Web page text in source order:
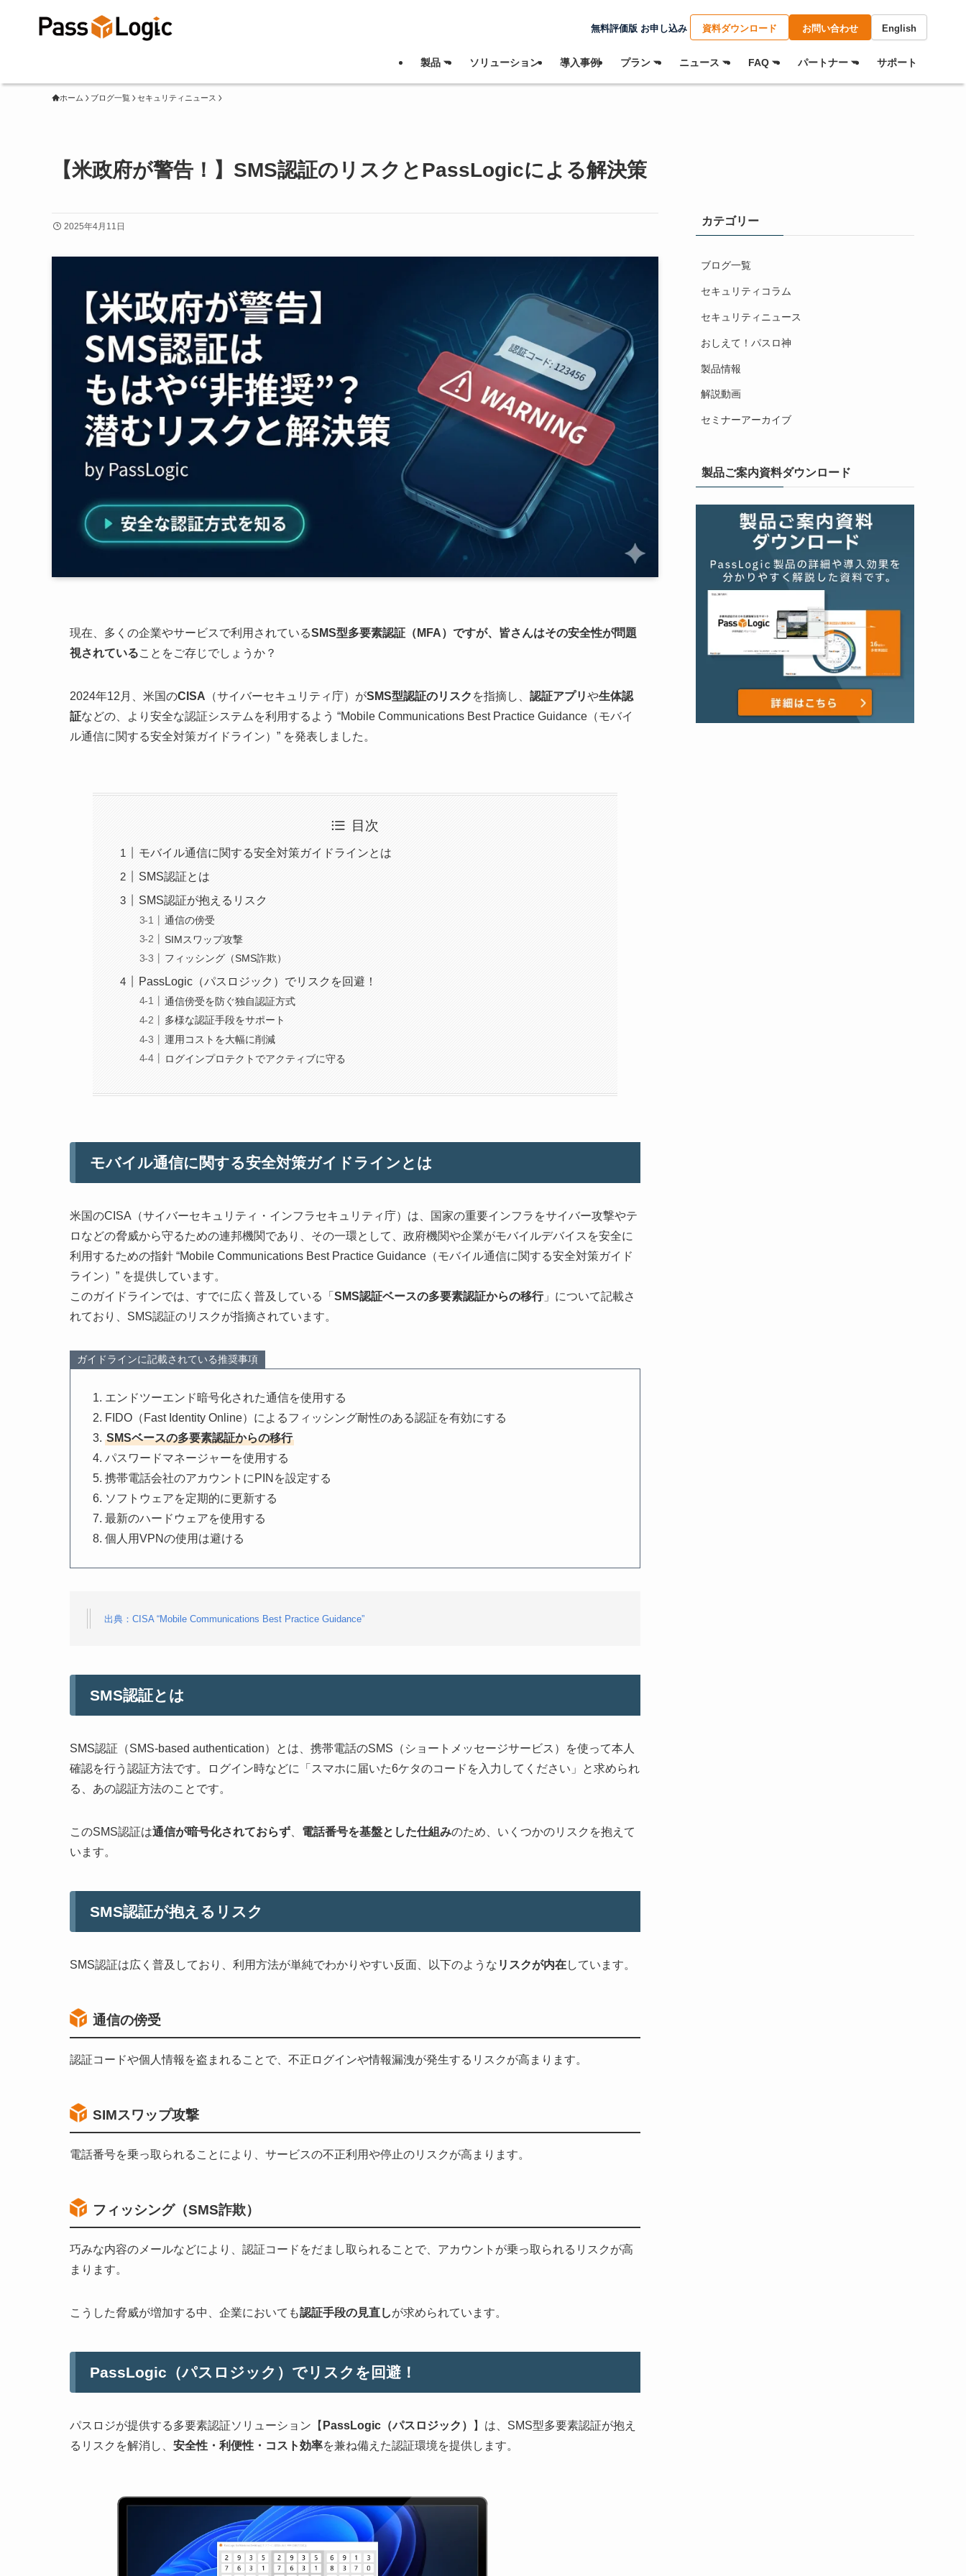
無料評価版 お申し込み 資料ダウンロード お問い合わせ English
製品 ⏷ ソリューション 導入事例 プラン ⏷ ニュース ⏷ FAQ ⏷ パートナー ⏷ サポート
ホーム ブログ一覧 セキュリティニュース
【米政府が警告！】SMS認証のリスクとPassLogicによる解決策
2025年4月11日
現在、多くの企業やサービスで利用されているSMS型多要素認証（MFA）ですが、皆さんはその安全性が問題
視されていることをご存じでしょうか？
2024年12月、米国のCISA （サイバーセキュリティ庁）がSMS型認証のリスク を指摘し、 認証アプリや生体認
証などの、より安全な認証システムを利用するよう “Mobile Communications Best Practice Guidance（モバイ
ル通信に関する安全対策ガイドライン）” を発表しました。
目次
モバイル通信に関する安全対策ガイドラインとは
SMS認証とは
SMS認証が抱えるリスク
通信の傍受
SIMスワップ攻撃
フィッシング（SMS詐欺）
PassLogic（パスロジック）でリスクを回避！
通信傍受を防ぐ独自認証方式
多様な認証手段をサポート
運用コストを大幅に削減
ログインプロテクトでアクティブに守る
モバイル通信に関する安全対策ガイドラインとは
米国のCISA（サイバーセキュリティ・インフラセキュリティ庁）は、国家の重要インフラをサイバー攻撃やテ
ロなどの脅威から守るための連邦機関であり、その一環として、政府機関や企業がモバイルデバイスを安全に
利用するための指針 “Mobile Communications Best Practice Guidance（モバイル通信に関する安全対策ガイド
ライン）” を提供しています。
このガイドラインでは、すでに広く普及している「 SMS認証ベースの多要素認証からの移行」について記載さ
れており、SMS認証のリスクが指摘されています。
ガイドラインに記載されている推奨事項
エンドツーエンド暗号化された通信を使用する
FIDO（Fast Identity Online）によるフィッシング耐性のある認証を有効にする
SMSベースの多要素認証からの移行
パスワードマネージャーを使用する
携帯電話会社のアカウントにPINを設定する
ソフトウェアを定期的に更新する
最新のハードウェアを使用する
個人用VPNの使用は避ける
出典：CISA “Mobile Communications Best Practice Guidance”
SMS認証とは
SMS認証（SMS-based authentication）とは、携帯電話のSMS（ショートメッセージサービス）を使って本人
確認を行う認証方法です。ログイン時などに「スマホに届いた6ケタのコードを入力してください」と求められ
る、あの認証方法のことです。
このSMS認証は通信が暗号化されておらず 電話番号を基盤とした仕組みのため、いくつかのリスクを抱えて
います。
SMS認証が抱えるリスク
SMS認証は広く普及しており、利用方法が単純でわかりやすい反面、以下のような リスクが内在しています。
通信の傍受
認証コードや個人情報を盗まれることで、不正ログインや情報漏洩が発生するリスクが高まります。
SIMスワップ攻撃
電話番号を乗っ取られることにより、サービスの不正利用や停止のリスクが高まります。
フィッシング（SMS詐欺）
巧みな内容のメールなどにより、認証コードをだまし取られることで、アカウントが乗っ取られるリスクが高
まります。
こうした脅威が増加する中、企業においても認証手段の見直しが求められています。
PassLogic（パスロジック）でリスクを回避！
パスロジが提供する多要素認証ソリューション【 PassLogic（パスロジック）
】は、SMS型多要素認証が抱え
るリスクを解消し、 安全性・利便性・コスト効率を兼ね備えた認証環境を提供します。
カテゴリー
ブログ一覧
セキュリティコラム
セキュリティニュース
おしえて！パスロ神
製品情報
解説動画
セミナーアーカイブ
製品ご案内資料ダウンロード